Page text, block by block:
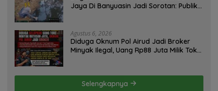
Jaya Di Banyuasin Jadi Sorotan: Publik
Agustus 6, 2026
Diduga Oknum Pol Airud Jadi Broker
Minyak Ilegal, Uang Rp88 Juta Milik Toke
Selengkapnya